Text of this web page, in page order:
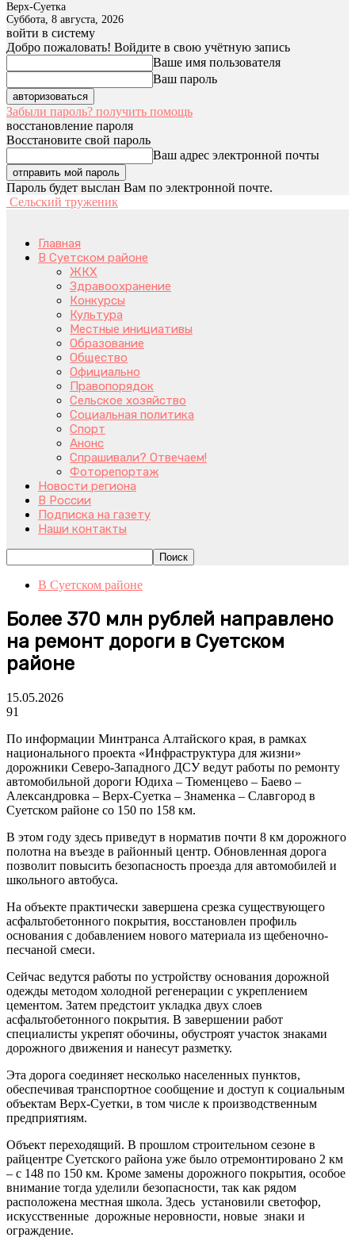
Верх-Суетка
Суббота, 8 августа, 2026
войти в систему
Добро пожаловать! Войдите в свою учётную запись
Ваше имя пользователя
Ваш пароль
Забыли пароль? получить помощь
восстановление пароля
Восстановите свой пароль
Ваш адрес электронной почты
Пароль будет выслан Вам по электронной почте.
Сельский труженик
Главная
В Суетском районе
ЖКХ
Здравоохранение
Конкурсы
Культура
Местные инициативы
Образование
Общество
Официально
Правопорядок
Сельское хозяйство
Социальная политика
Спорт
Анонс
Спрашивали? Отвечаем!
Фоторепортаж
Новости региона
В России
Подписка на газету
Наши контакты
В Суетском районе
Более 370 млн рублей направлено
на ремонт дороги в Суетском
районе
15.05.2026
91
По информации Минтранса Алтайского края, в рамках
национального проекта «Инфраструктура для жизни»
дорожники Северо-Западного ДСУ ведут работы по ремонту
автомобильной дороги Юдиха – Тюменцево – Баево –
Александровка – Верх-Суетка – Знаменка – Славгород в
Суетском районе со 150 по 158 км.
В этом году здесь приведут в норматив почти 8 км дорожного
полотна на въезде в районный центр. Обновленная дорога
позволит повысить безопасность проезда для автомобилей и
школьного автобуса.
На объекте практически завершена срезка существующего
асфальтобетонного покрытия, восстановлен профиль
основания с добавлением нового материала из щебеночно-
песчаной смеси.
Сейчас ведутся работы по устройству основания дорожной
одежды методом холодной регенерации с укреплением
цементом. Затем предстоит укладка двух слоев
асфальтобетонного покрытия. В завершении работ
специалисты укрепят обочины, обустроят участок знаками
дорожного движения и нанесут разметку.
Эта дорога соединяет несколько населенных пунктов,
обеспечивая транспортное сообщение и доступ к социальным
объектам Верх-Суетки, в том числе к производственным
предприятиям.
Объект переходящий. В прошлом строительном сезоне в
райцентре Суетского района уже было отремонтировано 2 км
– с 148 по 150 км. Кроме замены дорожного покрытия, особое
внимание тогда уделили безопасности, так как рядом
расположена местная школа. Здесь установили светофор,
искусственные дорожные неровности, новые знаки и
ограждение.